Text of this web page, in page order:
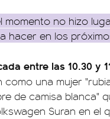
momento no hizo
hacer en los
entre las 10.30 y
una mujer
de camisa blanca"
Suran en el